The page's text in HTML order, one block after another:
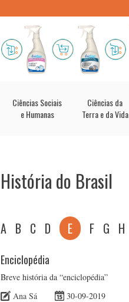
Ciências Sociais
e Humanas
Ciências da
Terra e da Vida
História do Brasil
A B C D E F G H
Enciclopédia
Breve história da “enciclopédia”
Ana Sá
30-09-2019